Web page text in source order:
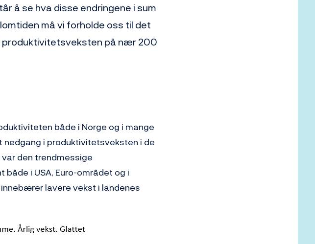
å se hva disse endringene i sum
må vi forholde oss til det
produktivitetsveksten på nær 200
både i Norge og i mange
nedgang i produktivitetsveksten i de
den trendmessige
i USA, Euro-området og i
lavere vekst i landenes